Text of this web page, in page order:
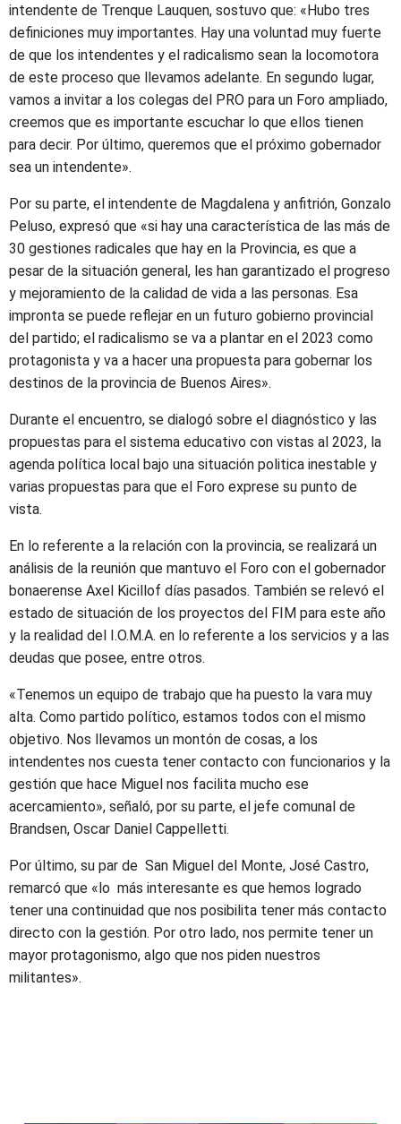
intendente de Trenque Lauquen, sostuvo que: «Hubo tres
definiciones muy importantes. Hay una voluntad muy fuerte
de que los intendentes y el radicalismo sean la locomotora
de este proceso que llevamos adelante. En segundo lugar,
vamos a invitar a los colegas del PRO para un Foro ampliado,
creemos que es importante escuchar lo que ellos tienen
para decir. Por último, queremos que el próximo gobernador
sea un intendente».
Por su parte, el intendente de Magdalena y anfitrión, Gonzalo
Peluso, expresó que «si hay una característica de las más de
30 gestiones radicales que hay en la Provincia, es que a
pesar de la situación general, les han garantizado el progreso
y mejoramiento de la calidad de vida a las personas. Esa
impronta se puede reflejar en un futuro gobierno provincial
del partido; el radicalismo se va a plantar en el 2023 como
protagonista y va a hacer una propuesta para gobernar los
destinos de la provincia de Buenos Aires».
Durante el encuentro, se dialogó sobre el diagnóstico y las
propuestas para el sistema educativo con vistas al 2023, la
agenda política local bajo una situación politica inestable y
varias propuestas para que el Foro exprese su punto de
vista.
En lo referente a la relación con la provincia, se realizará un
análisis de la reunión que mantuvo el Foro con el gobernador
bonaerense Axel Kicillof días pasados. También se relevó el
estado de situación de los proyectos del FIM para este año
y la realidad del I.O.M.A. en lo referente a los servicios y a las
deudas que posee, entre otros.
«Tenemos un equipo de trabajo que ha puesto la vara muy
alta. Como partido político, estamos todos con el mismo
objetivo. Nos llevamos un montón de cosas, a los
intendentes nos cuesta tener contacto con funcionarios y la
gestión que hace Miguel nos facilita mucho ese
acercamiento», señaló, por su parte, el jefe comunal de
Brandsen, Oscar Daniel Cappelletti.
Por último, su par de San Miguel del Monte, José Castro,
remarcó que «lo más interesante es que hemos logrado
tener una continuidad que nos posibilita tener más contacto
directo con la gestión. Por otro lado, nos permite tener un
mayor protagonismo, algo que nos piden nuestros
militantes».